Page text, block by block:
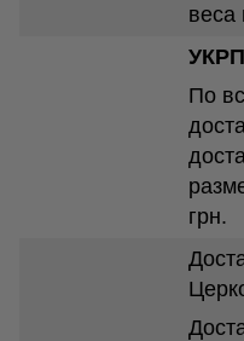
веса
По
грн.